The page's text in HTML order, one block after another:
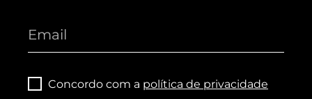
Concordo com a política de privacidade